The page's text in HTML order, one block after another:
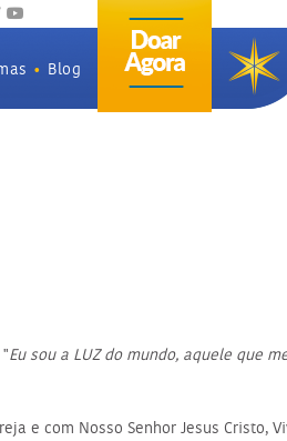
• Blog
Eu sou a LUZ do mundo, aquele que
e com Nosso Senhor Jesus Cristo,